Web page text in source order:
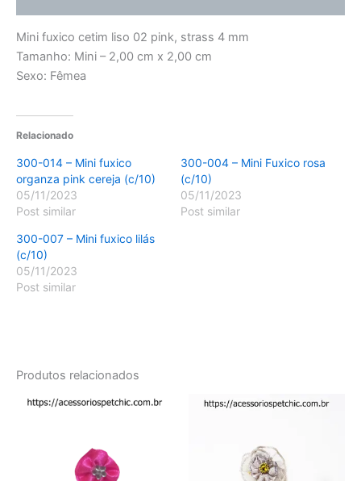
Mini fuxico cetim liso 02 pink, strass 4 mm
Tamanho: Mini – 2,00 cm x 2,00 cm
Sexo: Fêmea
Relacionado
300-014 – Mini fuxico
organza pink cereja (c/10)
05/11/2023
Post similar
300-004 – Mini Fuxico rosa
(c/10)
05/11/2023
Post similar
300-007 – Mini fuxico lilás
(c/10)
05/11/2023
Post similar
Produtos relacionados